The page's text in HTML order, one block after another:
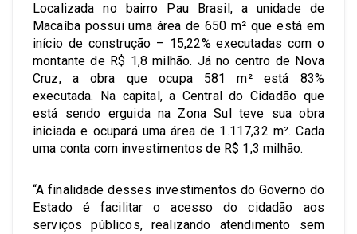
Localizada no bairro Pau Brasil, a unidade de
Macaíba possui uma área de 650 m² que está em
início de construção – 15,22% executadas com o
montante de R$ 1,8 milhão. Já no centro de Nova
Cruz, a obra que ocupa 581 m² está 83%
executada. Na capital, a Central do Cidadão que
está sendo erguida na Zona Sul teve sua obra
iniciada e ocupará uma área de 1.117,32 m². Cada
uma conta com investimentos de R$ 1,3 milhão.
“A finalidade desses investimentos do Governo do
Estado é facilitar o acesso do cidadão aos
serviços públicos, realizando atendimento sem